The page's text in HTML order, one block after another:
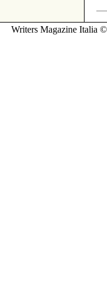
Writers Magazine Italia